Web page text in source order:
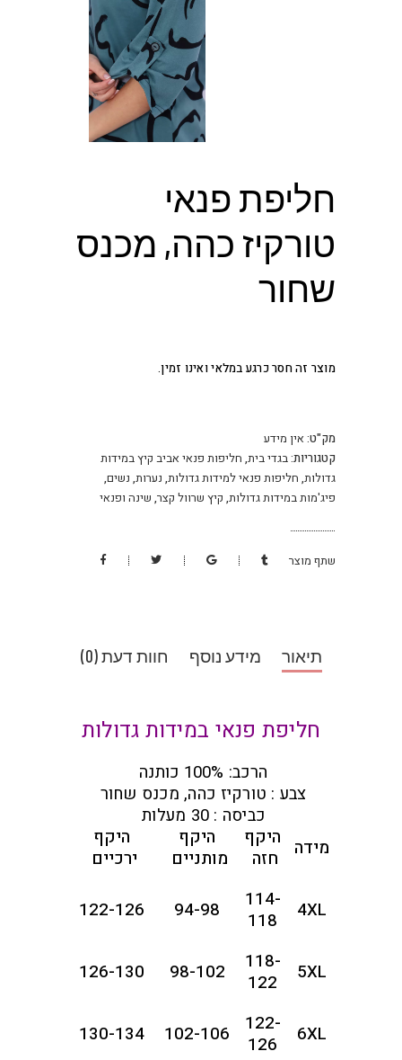
חליפת פנאי
טורקיז כהה, מכנס
שחור
מוצר זה חסר כרגע במלאי ואינו זמין.
מק"ט: אין מידע
קטגוריות:בגדי בית, חליפות פנאי אביב קיץ במידות
גדולות, חליפות פנאי למידות גדולות, נערות, נשים,
פיג'מות במידות גדולות, קיץ שרוול קצר, שינה ופנאי
שתף מוצר
תיאור מידע נוסף חוות דעת (0)
חליפת פנאי במידות גדולות
הרכב: 100% כותנה
צבע : טורקיז כהה, מכנס שחור
כביסה : 30 מעלות
מידה
היקף
חזה
היקף
מותניים
היקף
ירכיים
4XL
114-
118
94-98
122-126
5XL
118-
122
98-102
126-130
6XL
122-
126
102-106
130-134